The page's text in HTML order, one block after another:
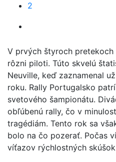
2
V prvých štyroch
rôzni piloti. Túto skvelú
Neuville, keď zaznamenal
roku. Rally Portugalsko
svetového šampionátu.
obľúbenú rally, čo v
tragédiám. Tento rok sa
bolo na čo pozerať. Počas
víťazov rýchlostných